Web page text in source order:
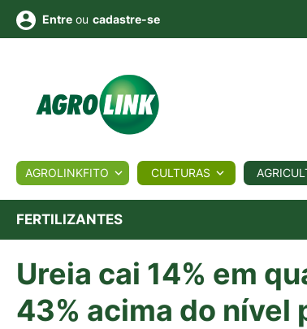
BIOLÓGICOS COTAÇÕES NOTÍCIAS
Conversor Colunistas Eventos
e
Vídeos
Entre ou cadastre-se
AGROLINKFITO CULTURAS
FERTILIZANTES
Ureia cai 14% em
43% acima do